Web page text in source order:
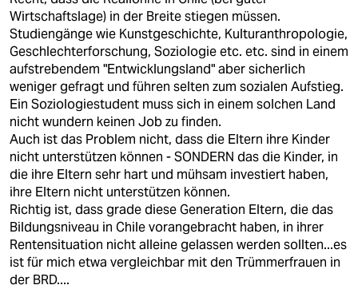
Wirtschaftslage) in der Breite stiegen müssen.
Studiengänge wie Kunstgeschichte, Kulturanthropologie,
Geschlechterforschung, Soziologie etc. etc. sind in einem
aufstrebendem "Entwicklungsland" aber sicherlich
weniger gefragt und führen selten zum sozialen Aufstieg.
Ein Soziologiestudent muss sich in einem solchen Land
nicht wundern keinen Job zu finden.
Auch ist das Problem nicht, dass die Eltern ihre Kinder
nicht unterstützen können - SONDERN das die Kinder, in
die ihre Eltern sehr hart und mühsam investiert haben,
ihre Eltern nicht unterstützen können.
Richtig ist, dass grade diese Generation Eltern, die das
Bildungsniveau in Chile vorangebracht haben, in ihrer
Rentensituation nicht alleine gelassen werden sollten...es
ist für mich etwa vergleichbar mit den Trümmerfrauen in
der BRD....